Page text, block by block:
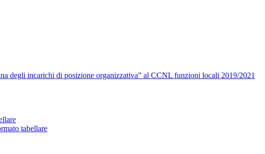
degli incarichi di posizione organizzativa” al CCNL funzioni locali 2019/2021
tabellare